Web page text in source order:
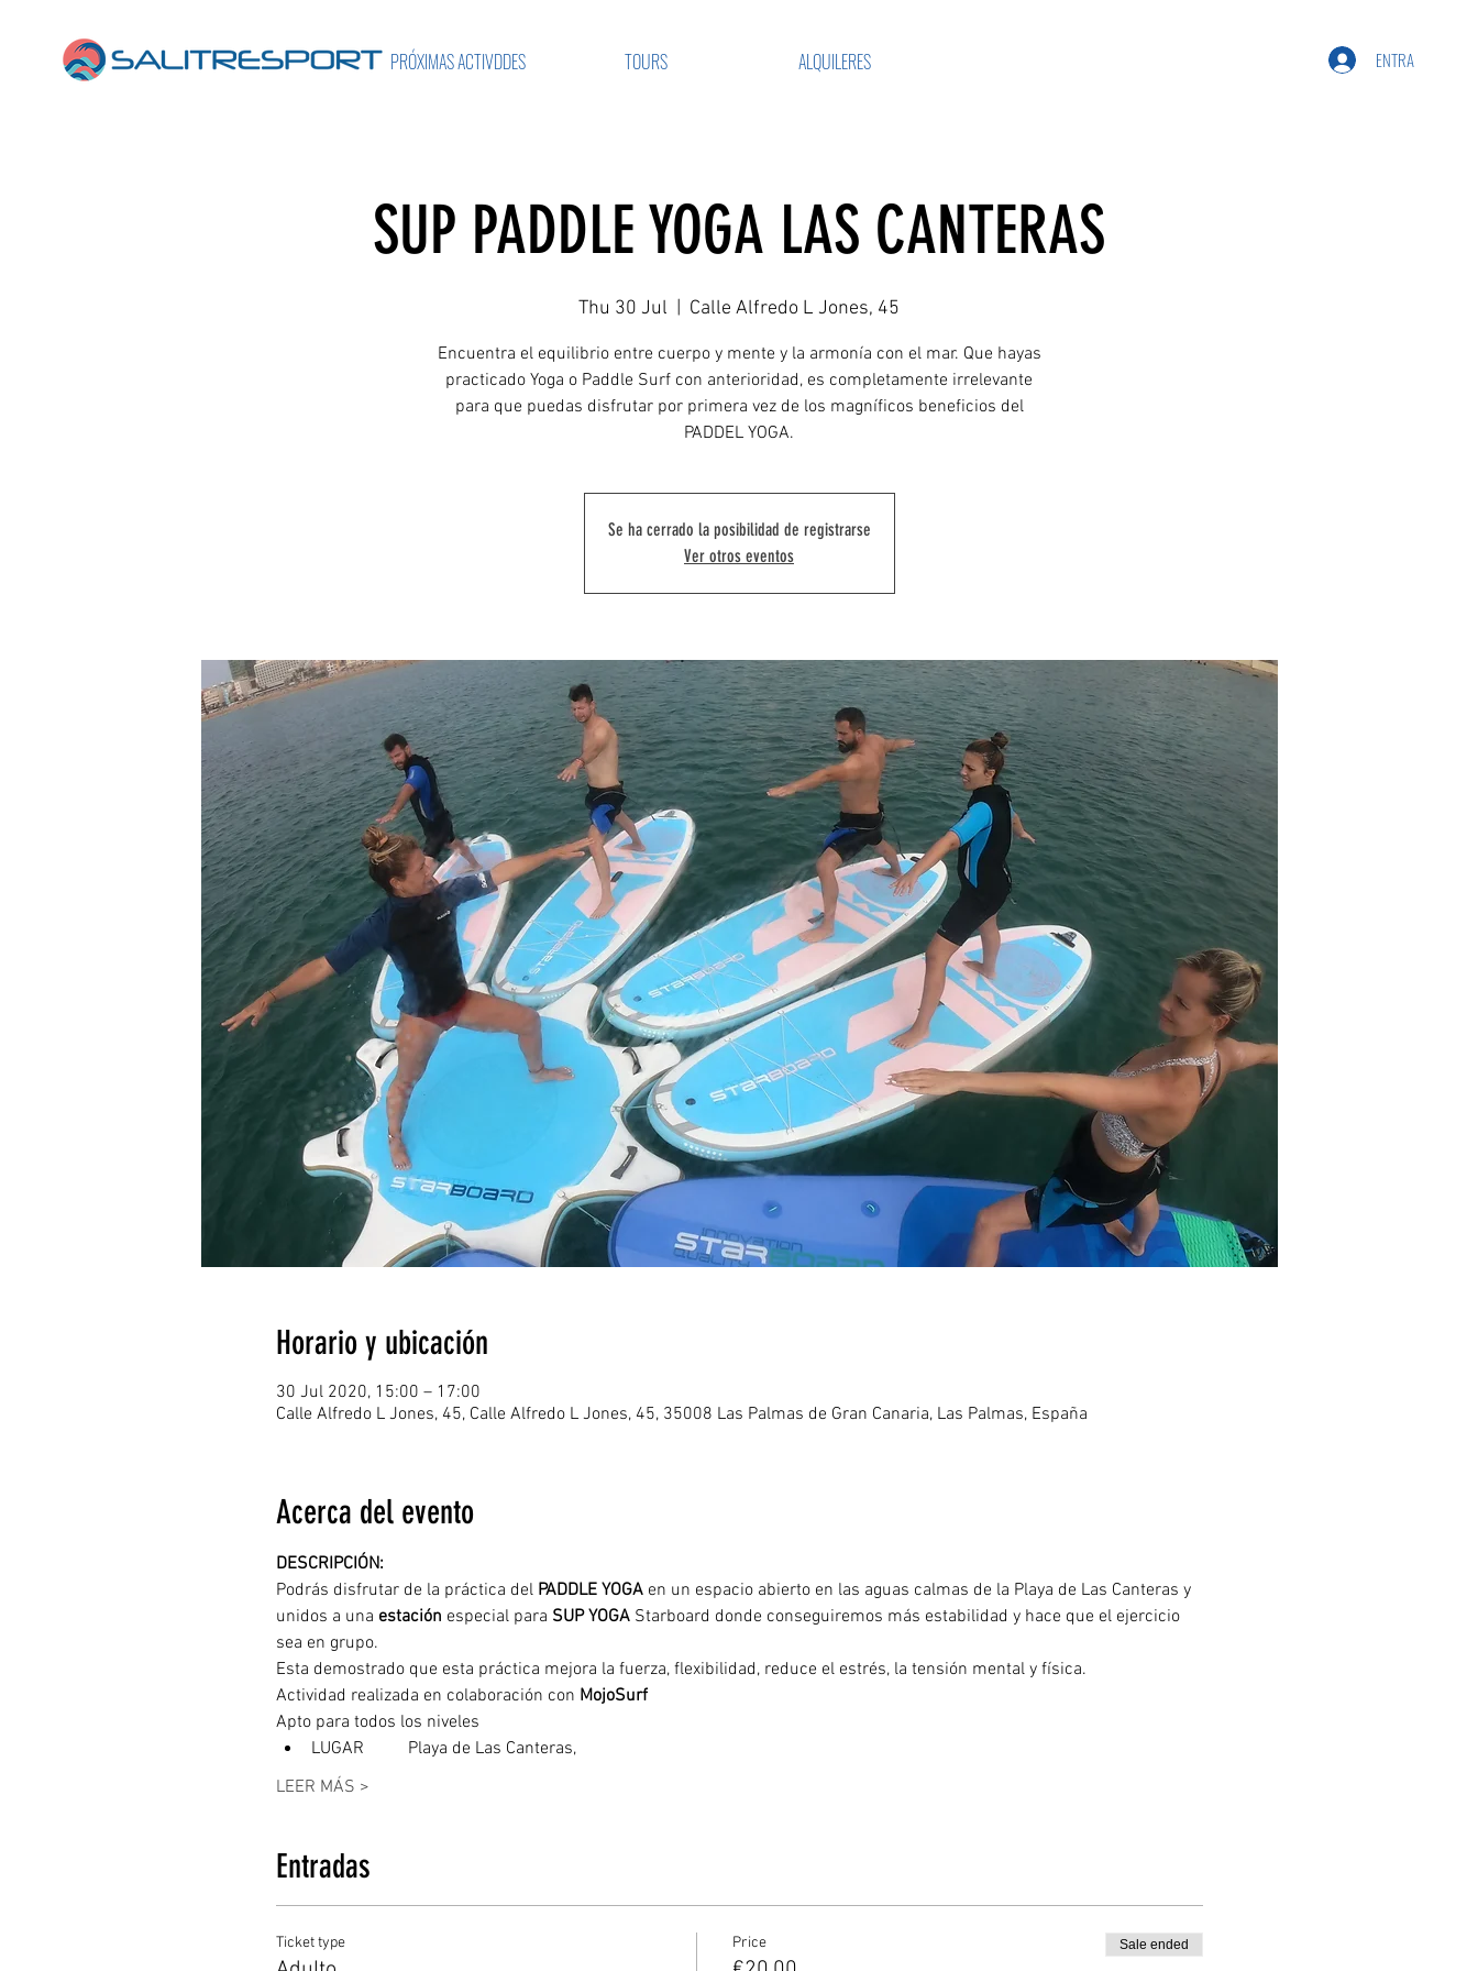
PRÓXIMAS ACTIVDDES TOURS ALQUILERES ENTRA
SUP PADDLE YOGA LAS CANTERAS
Thu 30 Jul Calle Alfredo L Jones, 45
Encuentra el equilibrio entre cuerpo y mente y la armonía con el mar. Que hayas
practicado Yoga o Paddle Surf con anterioridad, es completamente irrelevante
para que puedas disfrutar por primera vez de los magníficos beneficios del
PADDEL YOGA.
Se ha cerrado la posibilidad de registrarse
Ver otros eventos
Horario y ubicación
30 Jul 2020, 15:00 – 17:00
Calle Alfredo L Jones, 45, Calle Alfredo L Jones, 45, 35008 Las Palmas de Gran Canaria, Las Palmas, España
Acerca del evento
DESCRIPCIÓN:
Podrás disfrutar de la práctica del PADDLE YOGA en un espacio abierto en las aguas calmas de la Playa de Las Canteras y
unidos a una estación especial para SUP YOGA Starboard donde conseguiremos más estabilidad y hace que el ejercicio
sea en grupo.
Esta demostrado que esta práctica mejora la fuerza, flexibilidad, reduce el estrés, la tensión mental y física.
Actividad realizada en colaboración con MojoSurf
Apto para todos los niveles
LUGAR	  Playa de Las Canteras,
LEER MÁS >
Entradas
Ticket type Price Sale ended